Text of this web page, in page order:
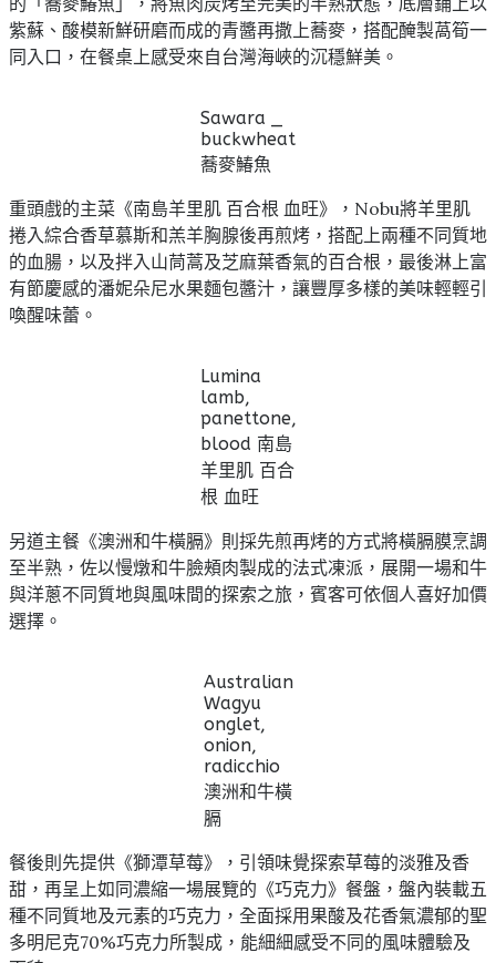
紫蘇、酸模新鮮研磨而成的青醬再撒上蕎麥，搭配醃製萵筍一
同入口，在餐桌上感受來自台灣海峽的沉穩鮮美。
Sawara _
buckwheat
蕎麥鰆魚
重頭戲的主菜《南島羊里肌 百合根 血旺》，Nobu將羊里肌
捲入綜合香草慕斯和羔羊胸腺後再煎烤，搭配上兩種不同質地
的血腸，以及拌入山茼蒿及芝麻葉香氣的百合根，最後淋上富
有節慶感的潘妮朵尼水果麵包醬汁，讓豐厚多樣的美味輕輕引
喚醒味蕾。
Lumina
lamb,
panettone,
blood 南島
羊里肌 百合
根 血旺
另道主餐《澳洲和牛橫膈》則採先煎再烤的方式將橫膈膜烹調
至半熟，佐以慢燉和牛臉頰肉製成的法式凍派，展開一場和牛
與洋蔥不同質地與風味間的探索之旅，賓客可依個人喜好加價
選擇。
Australian
Wagyu
onglet,
onion,
radicchio
澳洲和牛橫
膈
餐後則先提供《獅潭草莓》，引領味覺探索草莓的淡雅及香
甜，再呈上如同濃縮一場展覽的《巧克力》餐盤，盤內裝載五
種不同質地及元素的巧克力，全面採用果酸及花香氣濃郁的聖
多明尼克70%巧克力所製成，能細細感受不同的風味體驗及